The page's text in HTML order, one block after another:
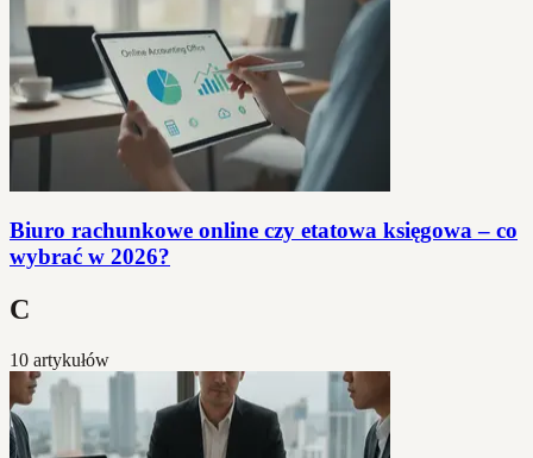
Biuro rachunkowe online czy etatowa księgowa – co
wybrać w 2026?
C
10 artykułów